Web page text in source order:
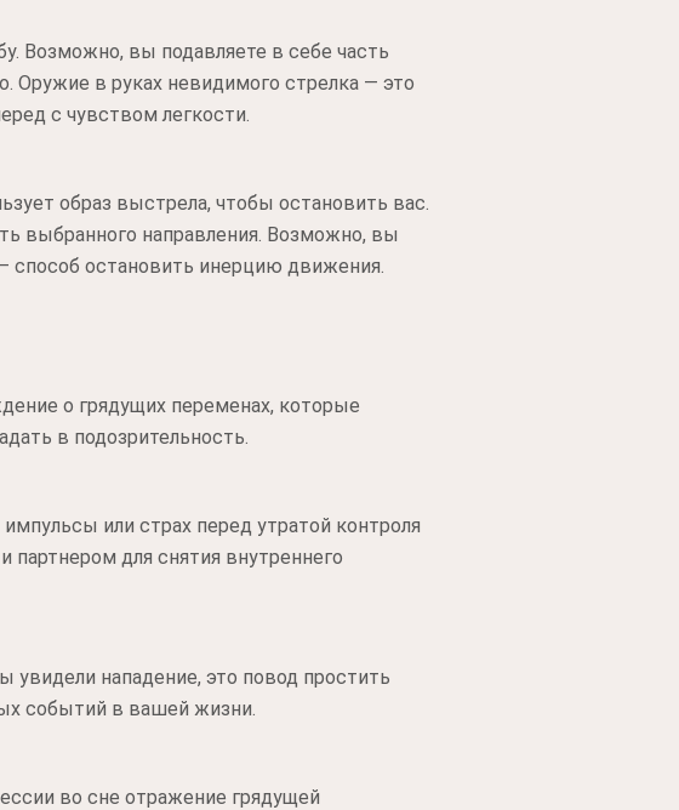
Возможно, вы подавляете в себе часть
Оружие в руках невидимого стрелка — это
с чувством легкости.
образ выстрела, чтобы остановить вас.
выбранного направления. Возможно, вы
способ остановить инерцию движения.
о грядущих переменах, которые
в подозрительность.
или страх перед утратой контроля
партнером для снятия внутреннего
увидели нападение, это повод простить
событий в вашей жизни.
во сне отражение грядущей